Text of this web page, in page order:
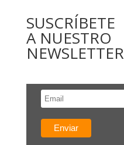
SUSCRÍBETE
A NUESTRO
NEWSLETTER